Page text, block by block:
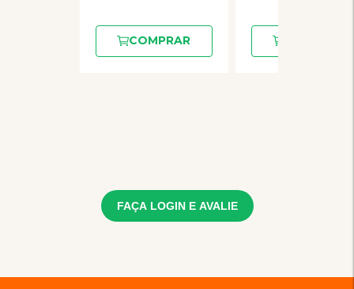
COMPRAR
FAÇA LOGIN E AVALIE